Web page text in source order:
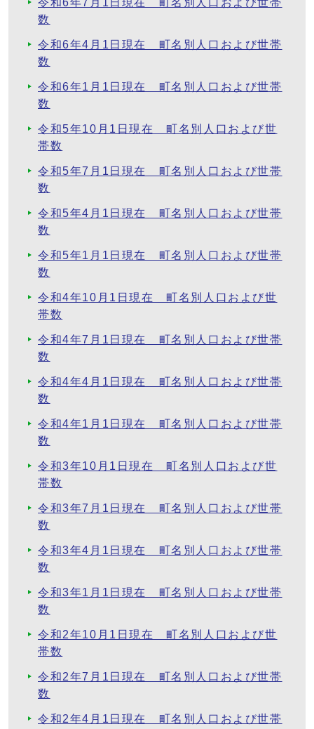
令和6年7月1日現在 町名別人口および世帯
数
令和6年4月1日現在 町名別人口および世帯
数
令和6年1月1日現在 町名別人口および世帯
数
令和5年10月1日現在 町名別人口および世
帯数
令和5年7月1日現在 町名別人口および世帯
数
令和5年4月1日現在 町名別人口および世帯
数
令和5年1月1日現在 町名別人口および世帯
数
令和4年10月1日現在 町名別人口および世
帯数
令和4年7月1日現在 町名別人口および世帯
数
令和4年4月1日現在 町名別人口および世帯
数
令和4年1月1日現在 町名別人口および世帯
数
令和3年10月1日現在 町名別人口および世
帯数
令和3年7月1日現在 町名別人口および世帯
数
令和3年4月1日現在 町名別人口および世帯
数
令和3年1月1日現在 町名別人口および世帯
数
令和2年10月1日現在 町名別人口および世
帯数
令和2年7月1日現在 町名別人口および世帯
数
令和2年4月1日現在 町名別人口および世帯